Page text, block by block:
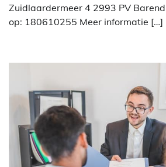
Zuidlaardermeer 4 2993 PV
op: 180610255 Meer informatie […]